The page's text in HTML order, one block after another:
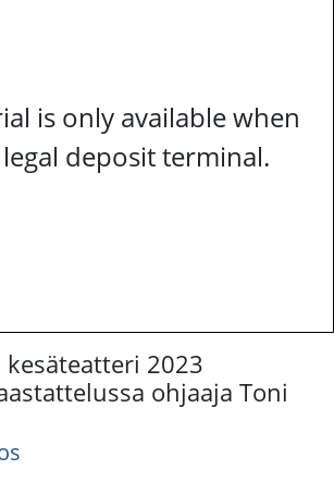
is only available when
deposit terminal.
2023
ohjaaja Toni